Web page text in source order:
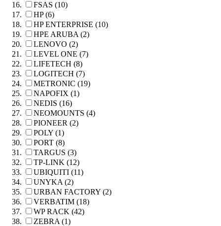
FSAS (10)
HP (6)
HP ENTERPRISE (10)
HPE ARUBA (2)
LENOVO (2)
LEVEL ONE (7)
LIFETECH (8)
LOGITECH (7)
METRONIC (19)
NAPOFIX (1)
NEDIS (16)
NEOMOUNTS (4)
PIONEER (2)
POLY (1)
PORT (8)
TARGUS (3)
TP-LINK (12)
UBIQUITI (11)
UNYKA (2)
URBAN FACTORY (2)
VERBATIM (18)
WP RACK (42)
ZEBRA (1)